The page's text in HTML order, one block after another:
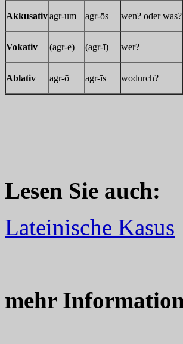
Akkusativagr-um agr-ōs wen? oder was?
Vokativ (agr-e) (agr-ī) wer?
Ablativ agr-ō agr-īs wodurch?
Lesen Sie auch:
Lateinische Kasus
mehr